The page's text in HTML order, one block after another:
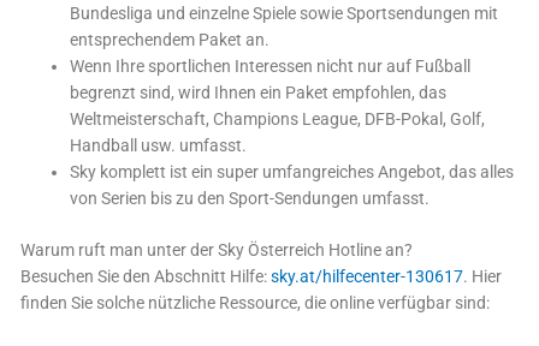
Bundesliga und einzelne Spiele sowie Sportsendungen mit
entsprechendem Paket an.
Wenn Ihre sportlichen Interessen nicht nur auf Fußball
begrenzt sind, wird Ihnen ein Paket empfohlen, das
Weltmeisterschaft, Champions League, DFB-Pokal, Golf,
Handball usw. umfasst.
Sky komplett ist ein super umfangreiches Angebot, das alles
von Serien bis zu den Sport-Sendungen umfasst.
Warum ruft man unter der Sky Österreich Hotline an?
Besuchen Sie den Abschnitt Hilfe:sky.at/hilfecenter-130617. Hier
finden Sie solche nützliche Ressource, die online verfügbar sind: